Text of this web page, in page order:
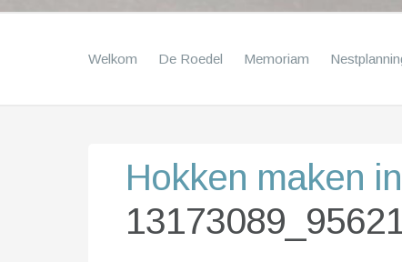
Welkom De Roedel Memoriam
Hokken maken